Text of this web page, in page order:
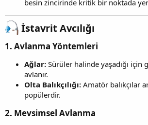
besin zincirinde kritik bir noktada yer
İstavrit Avcılığı
1. Avlanma Yöntemleri
Ağlar: Sürüler halinde yaşadığı için
avlanır.
Olta Balıkçılığı: Amatör balıkçılar
popülerdir.
2. Mevsimsel Avlanma